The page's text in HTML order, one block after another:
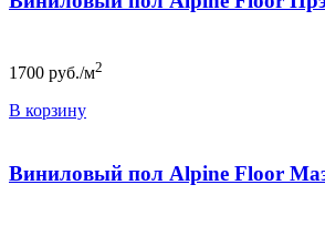
1700 руб./м2
В корзину
Виниловый пол Alpine Floor